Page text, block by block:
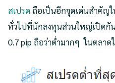
สเปรด ถือเป็นอีกจุดเด่นสำคัญ
ทั่วไปที่นักลงทุนส่วนใหญ่เปิดกัน
0.7 pip ถือว่าต่ำมากๆ ในตลา